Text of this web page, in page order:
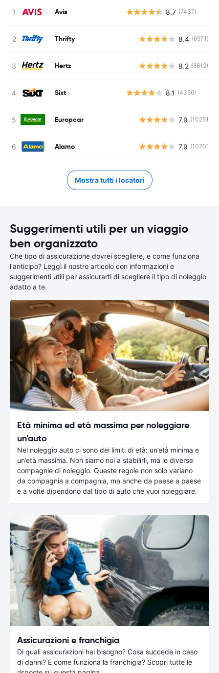
Avis 8.7 (7437)
Thrifty 8.4 (6971)
Hertz 8.2 (8812)
Sixt 8.1 (4356)
Europcar 7.9 (10251)
Alamo 7.9 (10701)
Mostra tutti i locatori
Suggerimenti utili per un viaggio
ben organizzato
Che tipo di assicurazione dovrei scegliere, e come funziona
l'anticipo? Leggi il nostro articolo con informazioni e
suggerimenti utili per assicurarti di scegliere il tipo di noleggio
adatto a te.
Età minima ed età massima per noleggiare
un'auto
Nel noleggio auto ci sono dei limiti di età: un’età minima e
un’età massima. Non siamo noi a stabilirli, ma le diverse
compagnie di noleggio. Queste regole non solo variano
da compagnia a compagnia, ma anche da paese a paese
e a volte dipendono dal tipo di auto che vuoi noleggiare.
Assicurazioni e franchigia
Di quali assicurazioni hai bisogno? Cosa succede in caso
di danni? E come funziona la franchigia? Scopri tutte le